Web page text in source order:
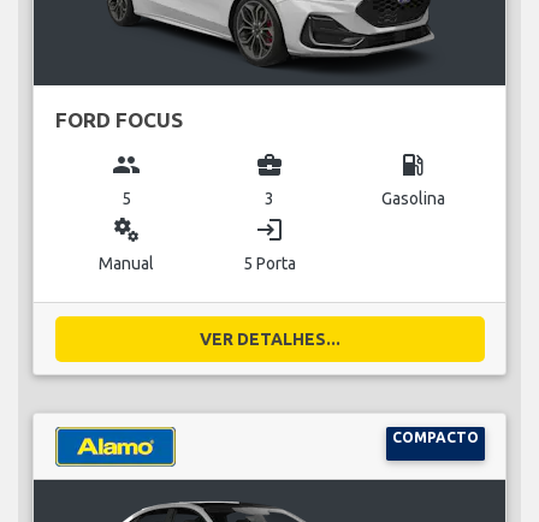
FORD FOCUS
group
5
business_center
3
local_gas_station
Gasolina
miscellaneous_services
Manual
login
5 Porta
VER DETALHES...
COMPACTO